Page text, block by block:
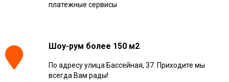
платежные сервисы
Шоу-рум более 150 м2
По адресу улица Бассейная, 37. Приходите мы
всегда Вам рады!